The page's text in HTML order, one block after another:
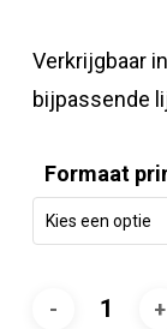
Verkrijgbaar
bijpassende
Formaat
Kies een optie